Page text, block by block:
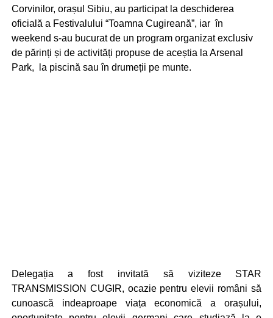
Corvinilor, orașul Sibiu, au participat la deschiderea
oficială a Festivalului “Toamna Cugireană”, iar în
weekend s-au bucurat de un program organizat exclusiv
de părinți și de activități propuse de aceștia la Arsenal
Park, la piscină sau în drumeții pe munte.
Delegația a fost invitată să viziteze STAR
TRANSMISSION CUGIR, ocazie pentru elevii români să
cunoască indeaproape viața economică a orașului,